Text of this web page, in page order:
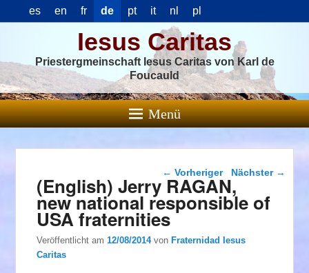
es en fr de pt it nl pl
Iesus Caritas
Priestergmeinschaft Iesus Caritas von Karl de
Foucauld
Menü
Beitragsnavigation
← Vorheriger Nächster →
(English) Jerry RAGAN,
new national responsible of
USA fraternities
Veröffentlicht am12/08/2014 vonFraternidad Iesus
Caritas